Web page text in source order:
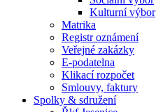
Kulturní výbor
Matrika
Registr oznámení
Veřejné zakázky
E-podatelna
Klikací rozpočet
Smlouvy, faktury
Spolky & sdružení